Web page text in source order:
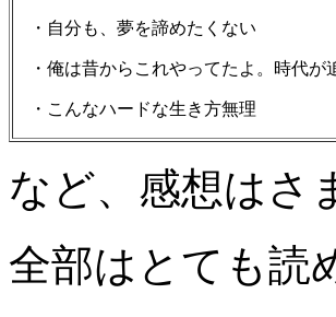
・自分も、夢を諦めたくない
・俺は昔からこれやってたよ。時代が
・こんなハードな生き方無理
など、感想はさ
全部はとても読